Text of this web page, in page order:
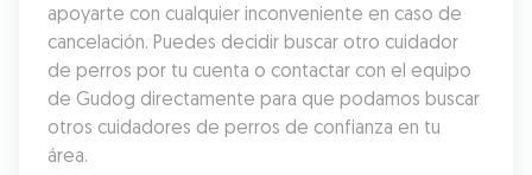
apoyarte con cualquier inconveniente en caso de
cancelación. Puedes decidir buscar otro cuidador
de perros por tu cuenta o contactar con el equipo
de Gudog directamente para que podamos buscar
otros cuidadores de perros de confianza en tu
área.